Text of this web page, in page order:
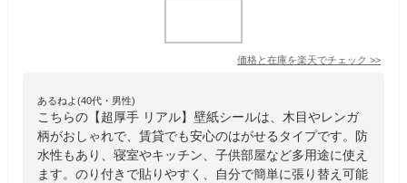
価格と在庫を楽天でチェック >>
あるねよ(40代・男性)
こちらの【超厚手 リアル】壁紙シールは、木目やレンガ
柄がおしゃれで、賃貸でも安心のはがせるタイプです。防
水性もあり、寝室やキッチン、子供部屋など多用途に使え
ます。のり付きで貼りやすく、自分で簡単に張り替え可能